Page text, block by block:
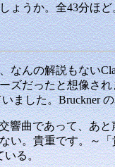
ょうか。全43分ほ
んの解説もない
ズだったと想像さ
ました。Bruckner
曲であって、あと
い。貴重です。～
いる。